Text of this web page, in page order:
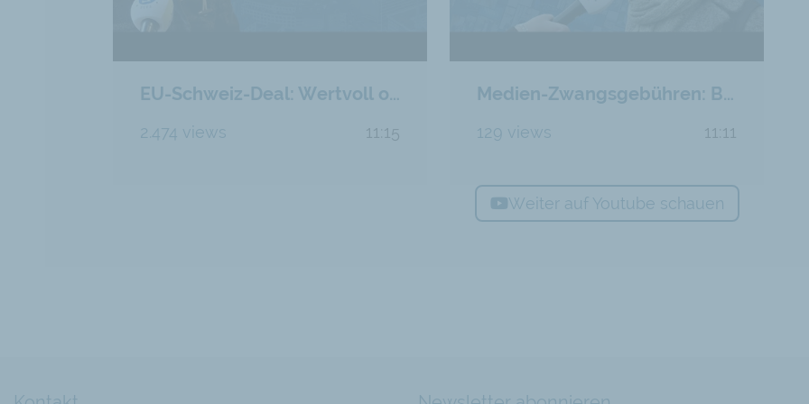
EU-Schweiz-Deal: Wertvoll oder das Ende der freien Schweiz?
2.474 views 11:15
Medien-Zwangsgebühren: Brauchen wir staatliches Fernsehen?
129 views 11:11
Weiter auf Youtube schauen